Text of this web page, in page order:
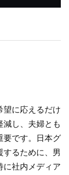
望に応えるだけ
減し、夫婦とも
要です。日本グ
するために、男
に社内メディア